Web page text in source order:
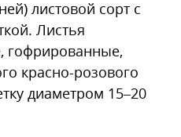
листовой сорт с
Листья
гофрированные,
красно-розового
диаметром 15–20